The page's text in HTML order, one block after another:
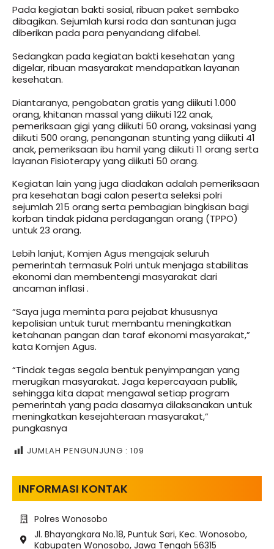
Pada kegiatan bakti sosial, ribuan paket sembako
dibagikan. Sejumlah kursi roda dan santunan juga
diberikan pada para penyandang difabel.
Sedangkan pada kegiatan bakti kesehatan yang
digelar, ribuan masyarakat mendapatkan layanan
kesehatan.
Diantaranya, pengobatan gratis yang diikuti 1.000
orang, khitanan massal yang diikuti 122 anak,
pemeriksaan gigi yang diikuti 50 orang, vaksinasi yang
diikuti 500 orang, penanganan stunting yang diikuti 41
anak, pemeriksaan ibu hamil yang diikuti 11 orang serta
layanan Fisioterapy yang diikuti 50 orang.
Kegiatan lain yang juga diadakan adalah pemeriksaan
pra kesehatan bagi calon peserta seleksi polri
sejumlah 215 orang serta pembagian bingkisan bagi
korban tindak pidana perdagangan orang (TPPO)
untuk 23 orang.
Lebih lanjut, Komjen Agus mengajak seluruh
pemerintah termasuk Polri untuk menjaga stabilitas
ekonomi dan membentengi masyarakat dari
ancaman inflasi .
“Saya juga meminta para pejabat khususnya
kepolisian untuk turut membantu meningkatkan
ketahanan pangan dan taraf ekonomi masyarakat,”
kata Komjen Agus.
“Tindak tegas segala bentuk penyimpangan yang
merugikan masyarakat. Jaga kepercayaan publik,
sehingga kita dapat mengawal setiap program
pemerintah yang pada dasarnya dilaksanakan untuk
meningkatkan kesejahteraan masyarakat,”
pungkasnya
JUMLAH PENGUNJUNG : 109
INFORMASI KONTAK
Polres Wonosobo
Jl. Bhayangkara No.18, Puntuk Sari, Kec. Wonosobo,
Kabupaten Wonosobo, Jawa Tengah 56315